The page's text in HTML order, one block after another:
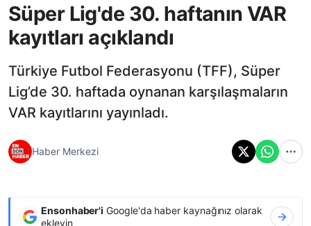
Süper Lig'de 30. haftanın VAR
kayıtları açıklandı
Türkiye Futbol Federasyonu (TFF), Süper
Lig’de 30. haftada oynanan karşılaşmaların
VAR kayıtlarını yayınladı.
Haber Merkezi
Ensonhaber'i Google'da haber kaynağınız olarak
ekleyin